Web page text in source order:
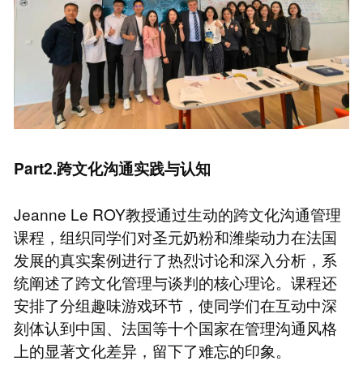
Part2.跨文化沟通实践与认知
Jeanne Le ROY教授通过生动的跨文化沟通管理
课程，组织同学们对圣元奶粉和潍柴动力在法国
发展的真实案例进行了热烈讨论和深入分析，系
统阐述了跨文化管理与谈判的核心理论。课程还
安排了分组趣味游戏环节，使同学们在互动中深
刻体认到中国、法国等十个国家在管理沟通风格
上的显著文化差异，留下了难忘的印象。